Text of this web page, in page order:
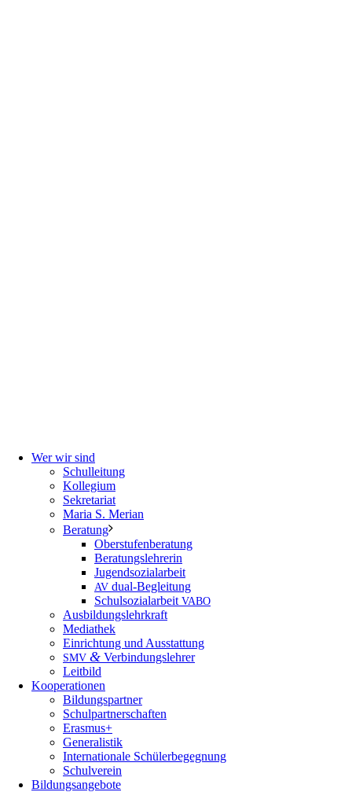
Wer wir sind
Schulleitung
Kollegium
Sekretariat
Maria S. Merian
Beratung
Oberstufenberatung
Beratungslehrerin
Jugendsozialarbeit
AV dual-Begleitung
Schulsozialarbeit VABO
Ausbildungslehrkraft
Mediathek
Einrichtung und Ausstattung
SMV & Verbindungslehrer
Leitbild
Kooperationen
Bildungspartner
Schulpartnerschaften
Erasmus+
Generalistik
Internationale Schülerbegegnung
Schulverein
Bildungsangebote